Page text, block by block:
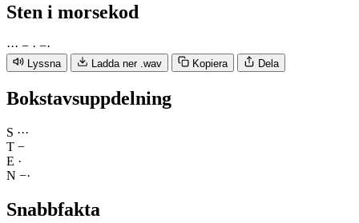
Sten i morsekod
··· − · −·
Lyssna Ladda ner .wav Kopiera Dela
Bokstavsuppdelning
S ···
T −
E ·
N −·
Snabbfakta